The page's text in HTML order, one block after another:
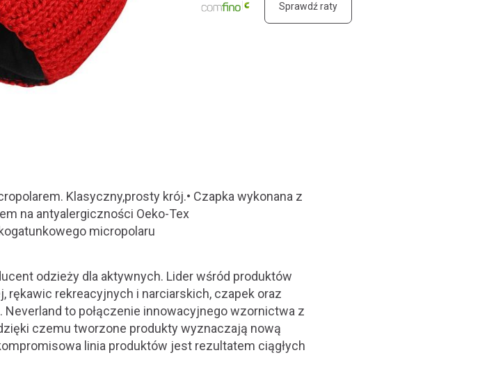
Sprawdź raty
Klasyczny,prosty krój.• Czapka wykonana z
na antyalergiczności Oeko-Tex
micropolaru
odzieży dla aktywnych. Lider wśród produktów
rekreacyjnych i narciarskich, czapek oraz
to połączenie innowacyjnego wzornictwa z
czemu tworzone produkty wyznaczają nową
linia produktów jest rezultatem ciągłych